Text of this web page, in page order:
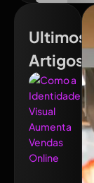
Ultimos
Artigos